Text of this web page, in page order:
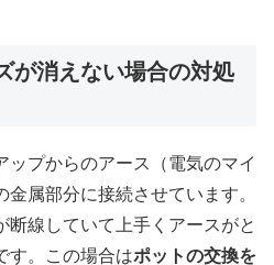
が消えない場合の対処
ップからのアース（電気のマイ
属部分に接続させています。
断線していて上手くアースがと
す。この場合はポットの交換を